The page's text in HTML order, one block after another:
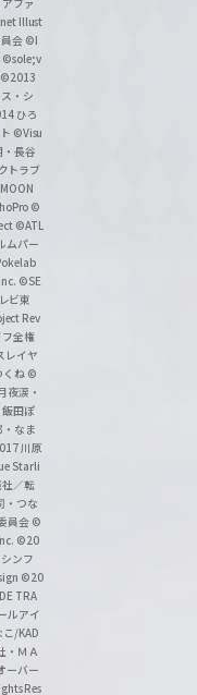
ファ
Illust
会 ©I
©sole;v
©2013
・シ
ひろ
©Visu
長谷
トラブ
©
©ATL
ムパー
©SE
ビ東
Rev
全権
レイヤ
くね ©
夜涙・
田ぽ
なま
川原
Starli
／転
・つな
員会 ©
©20
ンフ
©20
TRA
ルアイ
/KAD
・ＭＡ
ーバー
Res